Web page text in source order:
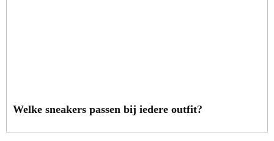
Welke sneakers passen bij iedere outfit?